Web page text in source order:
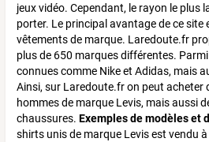
jeux vidéo. Cependant, le rayon le plus
porter. Le principal avantage de ce site
vêtements de marque. Laredoute.fr
plus de 650 marques différentes.
connues comme Nike et Adidas, mais
Ainsi, sur Laredoute.fr on peut acheter
hommes de marque Levis, mais aussi
chaussures. Exemples de modèles et
shirts unis de marque Levis est vendu